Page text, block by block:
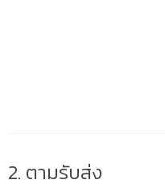
2. ตามรับส่ง